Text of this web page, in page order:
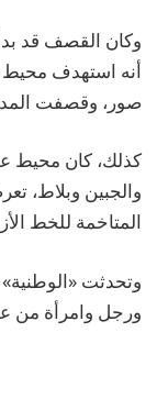
وكان القصف قد
أنه استهدف محيط
صور، وقصفت
كذلك، كان محيط
والجبين وبلاط،
المتاخمة للخط
ورجل وامرأة من